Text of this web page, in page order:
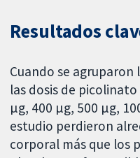
Resultados
Cuando se
las dosis de
µg, 400 µg, 500 µg,
estudio perdieron
corporal más que los